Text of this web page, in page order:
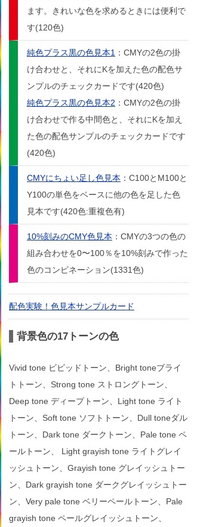
ます。きれいな色を求めるときには便利で
す(120色)
純色プラス黒の色見本1 ：CMYの2色の掛
け合わせと、それにKを加えた色の配色サ
ンプルのチェックカードです(420色)
純色プラス黒の色見本2 ：CMYの2色の掛
け合わせで作る中間色と、それにKを加え
た色の配色サンプルのチェックカードです
(420色)
CMYにちょい足し色見本 ：C100とM100と
Y100の単色をベースに他の色を足した色
見本です(420色:重複色有)
10%刻みのCMY色見本 ：CMYの3つの色の
組み合わせを0〜100％を10%刻みで作った
色のコンビネーション(1331色)
配色実験！色見本サンプルカード
背景色の17トーンの色
Vivid tone ビビッドトーン、Bright toneブライ
トトーン、Strong tone ストロングトーン、
Deep tone ディープトーン、Light tone ライト
トーン、Soft tone ソフトトーン、Dull toneダル
トーン、Dark tone ダークトーン、Pale tone ペ
ールトーン、 Light grayish tone ライトグレイ
ッシュトーン、Grayish tone グレイッシュトー
ン、Dark grayish tone ダークグレイッシュトー
ン、Very pale tone ベリーペールトーン、Pale
grayish tone ペールグレイッシュトーン、